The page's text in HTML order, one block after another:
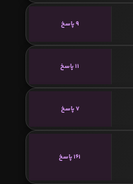
9 پاسخ
11 پاسخ
7 پاسخ
161 پاسخ